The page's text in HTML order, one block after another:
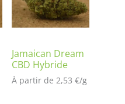
ur
no
io
n
cli
Jamaican Dream
CBD Hybride
À partir de 2,53 €/g